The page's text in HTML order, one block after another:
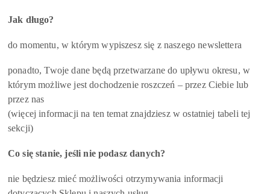
Jak długo?
do momentu, w którym wypiszesz się z naszego newslettera
ponadto, Twoje dane będą przetwarzane do upływu okresu, w
którym możliwe jest dochodzenie roszczeń – przez Ciebie lub
przez nas
(więcej informacji na ten temat znajdziesz w ostatniej tabeli tej
sekcji)
Co się stanie, jeśli nie podasz danych?
nie będziesz mieć możliwości otrzymywania informacji